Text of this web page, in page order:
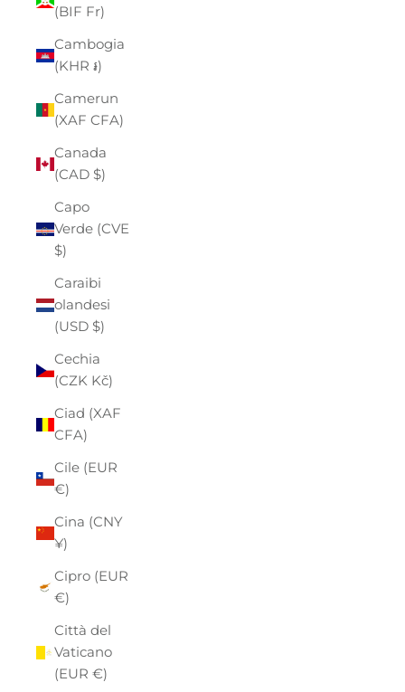
(BIF Fr)
Cambogia
(KHR ៛)
Camerun
(XAF CFA)
Canada
(CAD $)
Capo
Verde (CVE
$)
Caraibi
olandesi
(USD $)
Cechia
(CZK Kč)
Ciad (XAF
CFA)
Cile (EUR
€)
Cina (CNY
¥)
Cipro (EUR
€)
Città del
Vaticano
(EUR €)